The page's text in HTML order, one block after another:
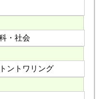
・社会
ントワリング